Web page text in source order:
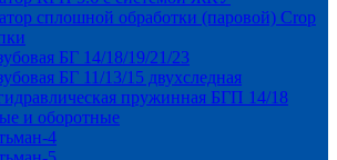
сплошной обработки (паровой) Crop
БГ 14/18/19/21/23
БГ 11/13/15 двухследная
пружинная БГП 14/18
и оборотные
4